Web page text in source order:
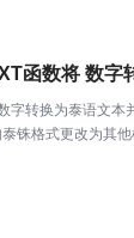
函数将 数字
转换为泰语文本
铢格式更改为其